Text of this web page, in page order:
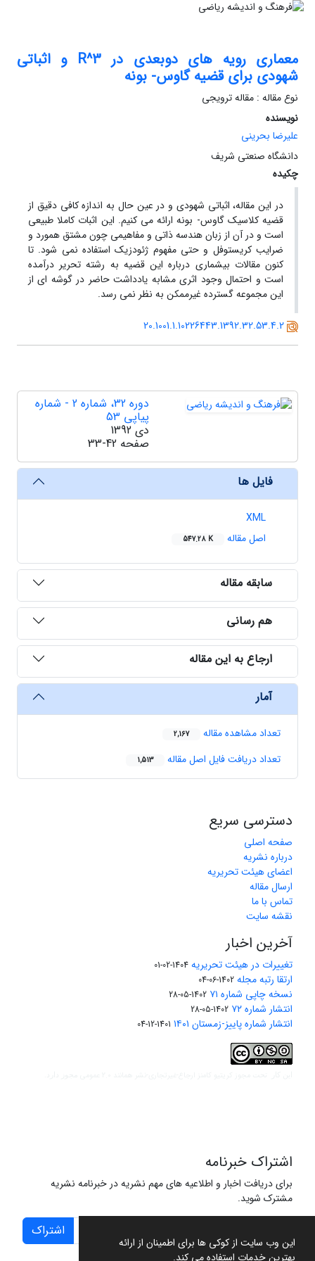
این وب سایت از کوکی ها برای اطمینان از ارائه
بهترین خدمات استفاده می کند.
معماری رویه های دوبعدی در 3^R و اثباتی
شهودی برای قضیه گاوس- بونه
نوع مقاله : مقاله ترویجی
نویسنده
علیرضا بحرینی
دانشگاه صنعتی شریف
چکیده
در این مقاله، اثباتی شهودی و در عین حال به اندازه کافی دقیق از
قضیه کلاسیک گاوس- بونه ارائه می کنیم. این اثبات کاملا طبیعی
است و در آن از زبان هندسه ذاتی و مفاهیمی چون مشتق همورد و
ضرایب کریستوفل و حتی مفهوم ژئودزیک استفاده نمی شود. تا
کنون مقالات بیشماری درباره این قضیه به رشته تحریر درآمده
است و احتمال وجود اثری مشابه یادداشت حاضر در گوشه ای از
این مجموعه گسترده غیرممکن به نظر نمی رسد.
20.1001.1.10226443.1392.32.53.4.2
دوره 32، شماره 2 - شماره
پیاپی 53
دی 1392
صفحه 33-42
فایل ها
XML
اصل مقاله
547.28 K
سابقه مقاله
هم رسانی
ارجاع به این مقاله
آمار
تعداد مشاهده مقاله 2,167
تعداد دریافت فایل اصل مقاله 1,513
دسترسی سریع
صفحه اصلی
درباره نشریه
اعضای هیئت تحریریه
ارسال مقاله
تماس با ما
نقشه سایت
آخرین اخبار
تغییرات در هیئت تحریریه 1404-02-01
ارتقا رتبه مجله 1402-06-04
نسخه چاپی شماره ۷۱ 1402-05-28
انتشار شماره ۷۲ 1402-05-28
انتشار شماره پاییز-زمستان ۱۴۰۱ 1401-12-04
اشتراک خبرنامه
برای دریافت اخبار و اطلاعیه های مهم نشریه در خبرنامه نشریه
مشترک شوید.
اشتراک